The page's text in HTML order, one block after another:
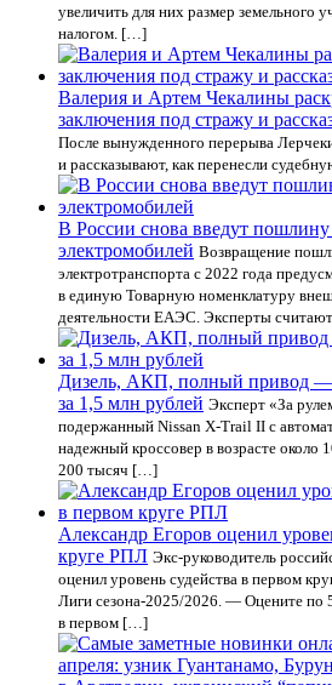
увеличить для них размер земельного
налогом. […]
Валерия и Артем Чекалины
заключения под стражу и
После вынужденного перерыва
и рассказывают, как перенесли
В России снова введут пошлину
электромобилей Возвращение
электротранспорта с 2022 года
в единую Товарную номенклатуру
деятельности ЕАЭС. Эксперты
Дизель, АКП, полный привод —
за 1,5 млн рублей Эксперт «За
подержанный Nissan X‑Trail II с
надежный кроссовер в возрасте около
200 тысяч […]
Александр Егоров оценил
круге РПЛ Экс-руководитель
оценил уровень судейства в первом
Лиги сезона-2025/2026. — Оцените по
в первом […]